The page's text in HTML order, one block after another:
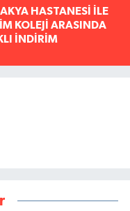
HASTANESİ İLE
KOLEJİ ARASINDA
İNDİRİM